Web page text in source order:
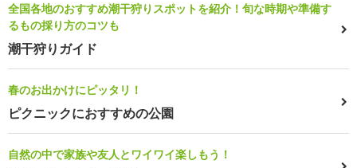
全国各地のおすすめ潮干狩りスポットを紹介！旬な時期や準備す
るもの採り方のコツも
潮干狩りガイド
春のお出かけにピッタリ！
ピクニックにおすすめの公園
自然の中で家族や友人とワイワイ楽しもう！